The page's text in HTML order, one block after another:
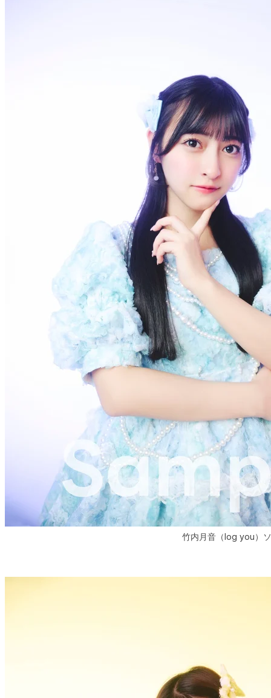
竹内月音（log you）